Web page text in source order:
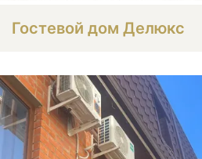
Гостевой дом Делюкс